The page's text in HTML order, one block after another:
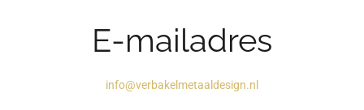
E-mailadres
info@verbakelmetaaldesign.nl